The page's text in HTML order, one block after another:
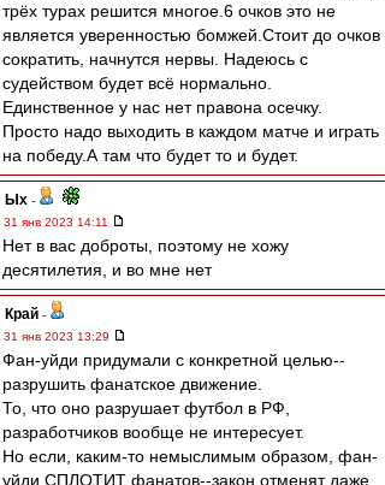
трёх турах решится многое.6 очков это не
является уверенностью бомжей.Стоит до очков
сократить, начнутся нервы. Надеюсь с
судейством будет всё нормально.
Единственное у нас нет правона осечку.
Просто надо выходить в каждом матче и играть
на победу.А там что будет то и будет.
Ых -
31 янв 2023 14:11
Нет в вас доброты, поэтому не хожу
десятилетия, и во мне нет
Край -
31 янв 2023 13:29
Фан-уйди придумали с конкретной целью--
разрушить фанатское движение.
То, что оно разрушает футбол в РФ,
разработчиков вообще не интересует.
Но если, каким-то немыслимым образом, фан-
уйди СПЛОТИТ фанатов--закон отменят даже